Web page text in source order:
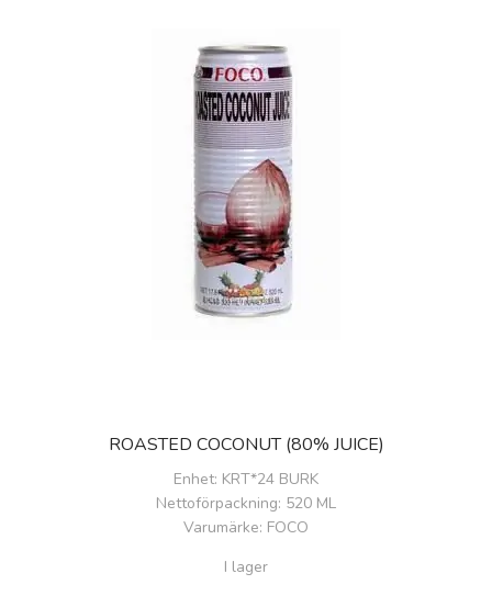
ROASTED COCONUT (80% JUICE)
Enhet: KRT*24 BURK
Nettoförpackning: 520 ML
Varumärke: FOCO
I lager